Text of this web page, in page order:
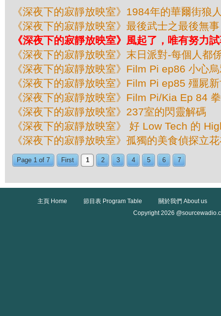
《深夜下的寂靜放映室》1984年的華爾街狼
《深夜下的寂靜放映室》最後武士之最後無事
《深夜下的寂靜放映室》風起了，唯有努力
《深夜下的寂靜放映室》末日派對-每個人都
《深夜下的寂靜放映室》Film Pi ep86 小心
《深夜下的寂靜放映室》Film Pi ep85 殭屍
《深夜下的寂靜放映室》Film Pi/Kia Ep 84
《深夜下的寂靜放映室》237室的閃靈解碼
《深夜下的寂靜放映室》 好 Low Tech 的
《深夜下的寂靜放映室》孤獨的美食偵探立
Page 1 of 7 First 1 2 3 4 5 6 7
主頁 Home 節目表 Program Table
關於我們 About us
Copyright 2026